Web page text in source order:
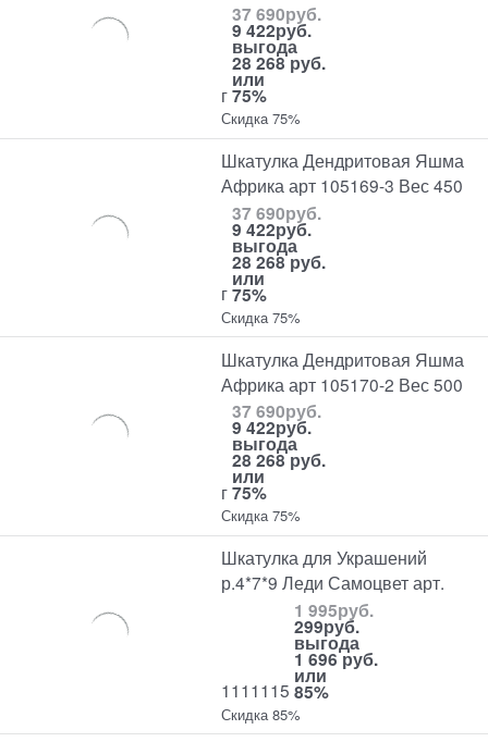
г
37 690руб.
9 422руб.
выгода
28 268 руб.
или
75%
Скидка 75%
Шкатулка Дендритовая Яшма
Африка арт 105169-3 Вес 450
г
37 690руб.
9 422руб.
выгода
28 268 руб.
или
75%
Скидка 75%
Шкатулка Дендритовая Яшма
Африка арт 105170-2 Вес 500
г
37 690руб.
9 422руб.
выгода
28 268 руб.
или
75%
Скидка 75%
Шкатулка для Украшений
р.4*7*9 Леди Самоцвет арт.
1111115
1 995руб.
299руб.
выгода
1 696 руб.
или
85%
Скидка 85%